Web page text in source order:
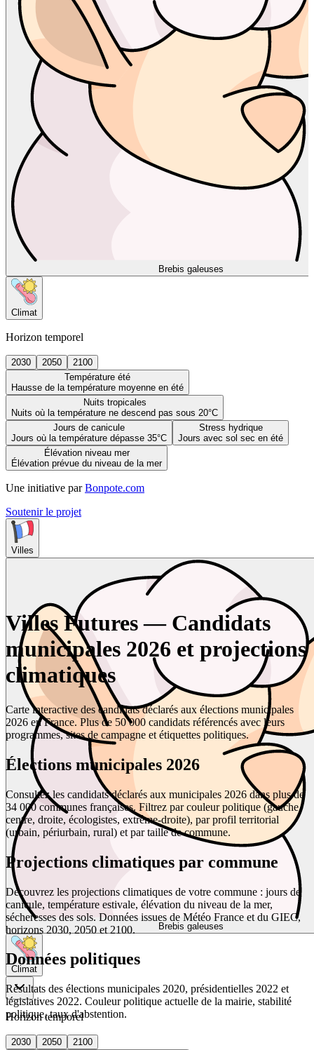
Brebis galeuses
Climat
Horizon temporel
2030 2050
2100
Température été
Hausse de la température moyenne en été
Nuits tropicales
Nuits où la température ne descend pas sous 20°C
Jours de canicule
Jours où la température dépasse 35°C
Stress hydrique
Jours avec sol sec en été
Élévation niveau mer
Élévation prévue du niveau de la mer
Une initiative par Bonpote.com
Soutenir le projet
Villes
Brebis galeuses
Climat
Horizon temporel
2030 2050
2100
Villes Futures — Candidats
municipales 2026 et projections
climatiques
Carte interactive des candidats déclarés aux élections municipales
2026 en France. Plus de 50 000 candidats référencés avec leurs
programmes, sites de campagne et étiquettes politiques.
Élections municipales 2026
Consultez les candidats déclarés aux municipales 2026 dans plus de
34 000 communes françaises. Filtrez par couleur politique (gauche,
centre, droite, écologistes, extrême-droite), par profil territorial
(urbain, périurbain, rural) et par taille de commune.
Projections climatiques par commune
Découvrez les projections climatiques de votre commune : jours de
canicule, température estivale, élévation du niveau de la mer,
sécheresses des sols. Données issues de Météo France et du GIEC,
horizons 2030, 2050 et 2100.
Données politiques
Résultats des élections municipales 2020, présidentielles 2022 et
législatives 2022. Couleur politique actuelle de la mairie, stabilité
politique, taux d'abstention.